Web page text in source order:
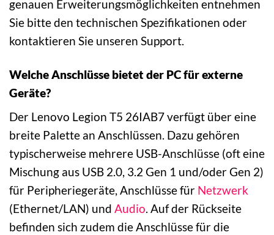
genauen Erweiterungsmöglichkeiten entnehmen
Sie bitte den technischen Spezifikationen oder
kontaktieren Sie unseren Support.
Welche Anschlüsse bietet der PC für externe
Geräte?
Der Lenovo Legion T5 26IAB7 verfügt über eine
breite Palette an Anschlüssen. Dazu gehören
typischerweise mehrere USB-Anschlüsse (oft eine
Mischung aus USB 2.0, 3.2 Gen 1 und/oder Gen 2)
für Peripheriegeräte, Anschlüsse für Netzwerk
(Ethernet/LAN) und Audio. Auf der Rückseite
befinden sich zudem die Anschlüsse für die